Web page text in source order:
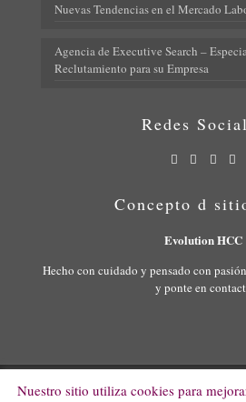
Nuevas Tendencias en el Mercado
Agencia de Executive Search –
Reclutamiento para su Empresa
Redes
Concepto d
Evolution HCC
Hecho con cuidado y pensado con
y ponte en
Nuestro sitio utiliza cookies para